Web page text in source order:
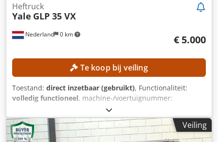
Nederland 0 km
Heftruck
Yale GLP 35 VX
€ 5.000
Te koop bij veiling
Toestand: direct inzetbaar (gebruikt), Functionaliteit:
volledig functioneel, machine-/voertuignummer:
2011, bedrijfsturen:
draagvermogen:3.500 kg, hefhoogte:4.570 mm, vrije
hefhoogte: 1.560 mm, brandstoftype:gas, masttype:
triplex, TECHNISCHE GEGEVENS Dcjdpfxozrmmfe Al Dok
Veiling